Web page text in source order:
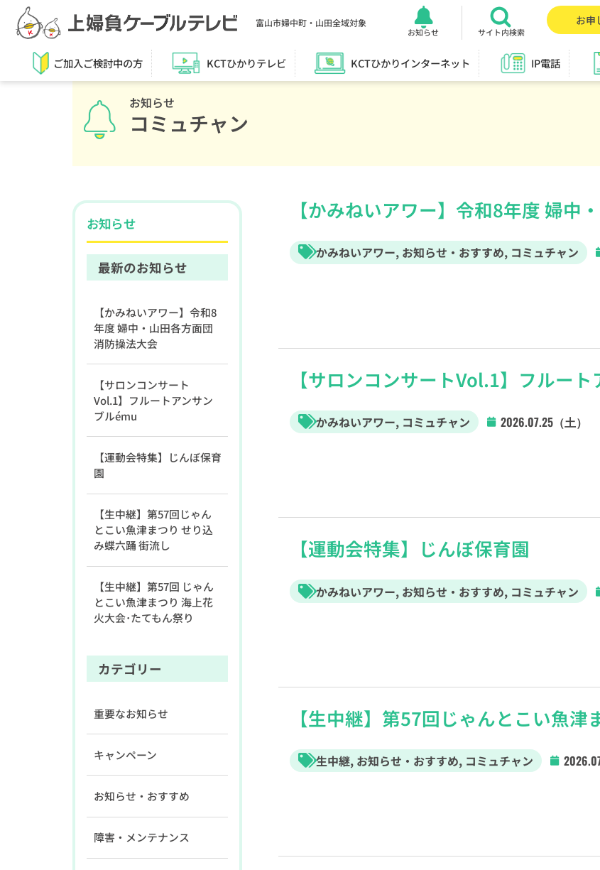
富山市婦中町・山田全域対象
お知らせ サイト内検索
お申
ご加入ご検討中の方 KCTひかりテレビ KCTひかりインターネット IP電話
お知らせ
コミュチャン
【かみねいアワー】令和8年度 婦中
かみねいアワー, お知らせ・おすすめ, コミュチャン
【サロンコンサートVol.1】フルー
かみねいアワー, コミュチャン 2026.07.25（土）
【運動会特集】じんぼ保育園
かみねいアワー, お知らせ・おすすめ, コミュチャン
【生中継】第57回じゃんとこい魚
生中継, お知らせ・おすすめ, コミュチャン
お知らせ
最新のお知らせ
【かみねいアワー】令和8
年度 婦中・山田各方面団
消防操法大会
【サロンコンサート
Vol.1】フルートアンサン
ブルému
【運動会特集】じんぼ保育
園
【生中継】第57回じゃん
とこい魚津まつり せり込
み蝶六踊 街流し
【生中継】第57回 じゃん
とこい魚津まつり 海上花
火大会･たてもん祭り
カテゴリー
重要なお知らせ
キャンペーン
お知らせ・おすすめ
障害・メンテナンス